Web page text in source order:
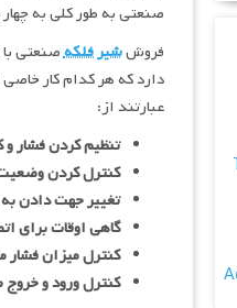
صنعتی به طور کلی به
فروششیر فلکهصنعتی با
دارد که هر کدام کار
عبارتند از:
تنظیم کردن فشار و
کنترل کردن وضعیت
تغییر جهت دادن به
گاهی اوقات برای
کنترل میزان فشار
کنترل ورود و